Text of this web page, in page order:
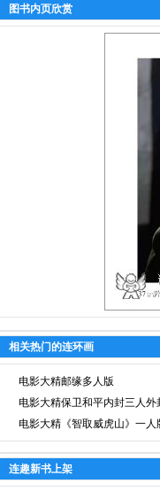
图书内页欣赏
相关热门的连环画
电影大精邮缘多人版
电影大精保卫和平内封三人外
电影大精《智取威虎山》一人
连趣新书上架